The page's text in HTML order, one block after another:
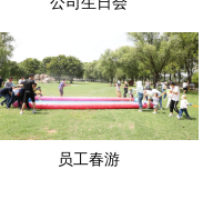
员工春游